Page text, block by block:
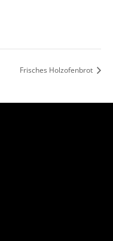
Frisches Holzofenbrot